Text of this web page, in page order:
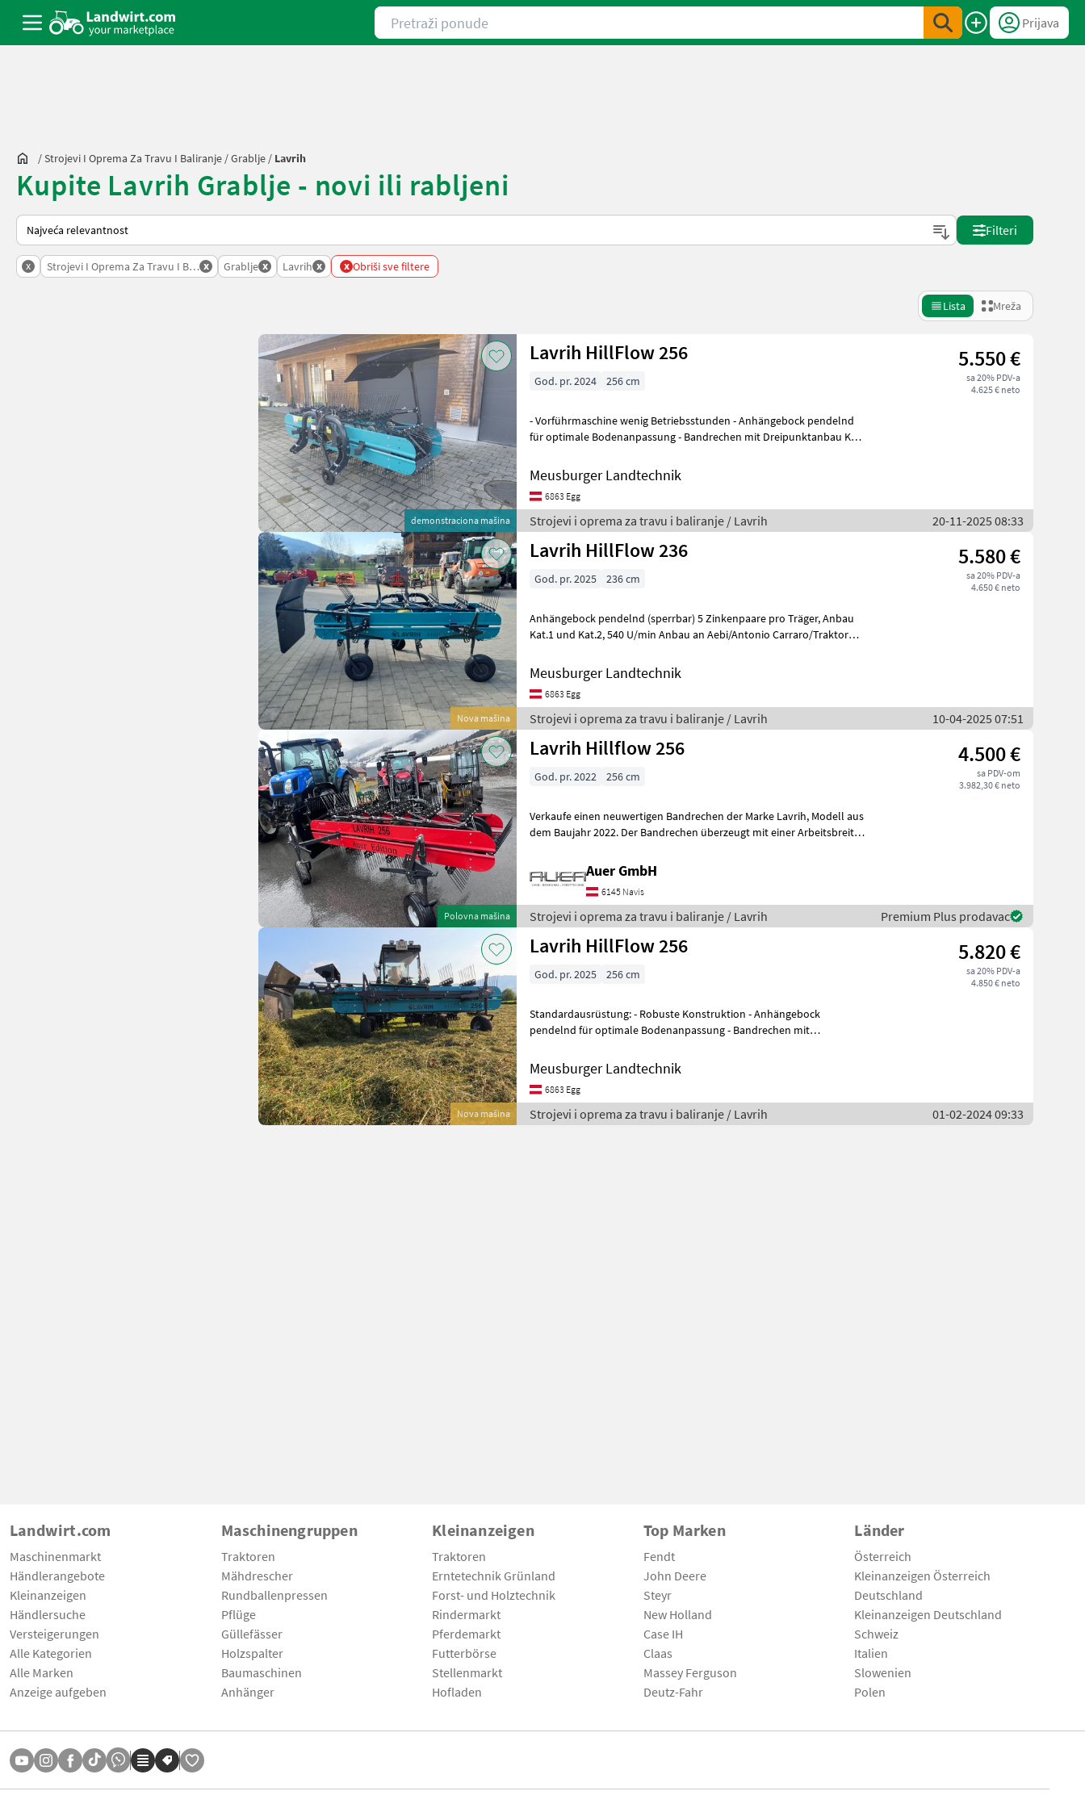
Pretraži ponude
Prijava
/Strojevi I Oprema Za Travu I Baliranje /Grablje / Lavrih
Kupite Lavrih Grablje - novi ili rabljeni
Način na koji sortira Landwirt.com
Filteri
x Strojevi I Oprema Za Travu I Baliranje
x Grablje x Lavrih x x Obriši sve filtere
Lista Mreža
demonstraciona mašina
Lavrih HillFlow 256 5.550 €
sa 20% PDV-a
4.625 € neto
God. pr. 2024 256 cm
- Vorführmaschine wenig Betriebsstunden - Anhängebock pendelnd
für optimale Bodenanpassung - Bandrechen mit Dreipunktanbau Kat.
Meusburger Landtechnik
6863 Egg
Strojevi i oprema za travu i baliranje / Lavrih 20-11-2025 08:33
Nova mašina
Lavrih HillFlow 236 5.580 €
sa 20% PDV-a
4.650 € neto
God. pr. 2025 236 cm
Anhängebock pendelnd (sperrbar) 5 Zinkenpaare pro Träger, Anbau
Kat.1 und Kat.2, 540 U/min Anbau an Aebi/Antonio Carraro/Traktor
Meusburger Landtechnik
6863 Egg
Strojevi i oprema za travu i baliranje / Lavrih 10-04-2025 07:51
Polovna mašina
Lavrih Hillflow 256 4.500 €
sa PDV-om
3.982,30 € neto
God. pr. 2022 256 cm
Verkaufe einen neuwertigen Bandrechen der Marke Lavrih, Modell aus
dem Baujahr 2022. Der Bandrechen überzeugt mit einer Arbeitsbreite
Auer GmbH
6145 Navis
Strojevi i oprema za travu i baliranje / Lavrih Premium Plus prodavac
Nova mašina
Lavrih HillFlow 256 5.820 €
sa 20% PDV-a
4.850 € neto
God. pr. 2025 256 cm
Standardausrüstung: - Robuste Konstruktion - Anhängebock
pendelnd für optimale Bodenanpassung - Bandrechen mit
Meusburger Landtechnik
6863 Egg
Strojevi i oprema za travu i baliranje / Lavrih 01-02-2024 09:33
Landwirt.com
Maschinenmarkt
Händlerangebote
Kleinanzeigen
Händlersuche
Versteigerungen
Alle Kategorien
Alle Marken
Anzeige aufgeben
Maschinengruppen
Traktoren
Mähdrescher
Rundballenpressen
Pflüge
Güllefässer
Holzspalter
Baumaschinen
Anhänger
Kleinanzeigen
Traktoren
Erntetechnik Grünland
Forst- und Holztechnik
Rindermarkt
Pferdemarkt
Futterbörse
Stellenmarkt
Hofladen
Top Marken
Fendt
John Deere
Steyr
New Holland
Case IH
Claas
Massey Ferguson
Deutz-Fahr
Länder
Österreich
Kleinanzeigen Österreich
Deutschland
Kleinanzeigen Deutschland
Schweiz
Italien
Slowenien
Polen